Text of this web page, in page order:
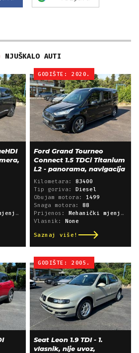
NJUŠKALO AUTI
GODIŠTE: 2020.
Ford Grand Tourneo
Connect 1.5 TDCi Titanium
L2 - panorama, navigacija
Kilometara: 83400
Tip goriva: Diesel
Obujam motora: 1499
Snaga motora: 88
Prijenos: Mehanički mjenjač
Vlasnik: None
Saznaj više!
GODIŠTE: 2005.
Seat Leon 1.9 TDI - 1.
vlasnik, nije uvoz,